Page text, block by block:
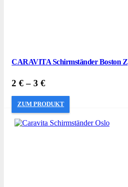
CARAVITA Schirmständer Boston Z
2 €– 3 €
ZUM PRODUKT